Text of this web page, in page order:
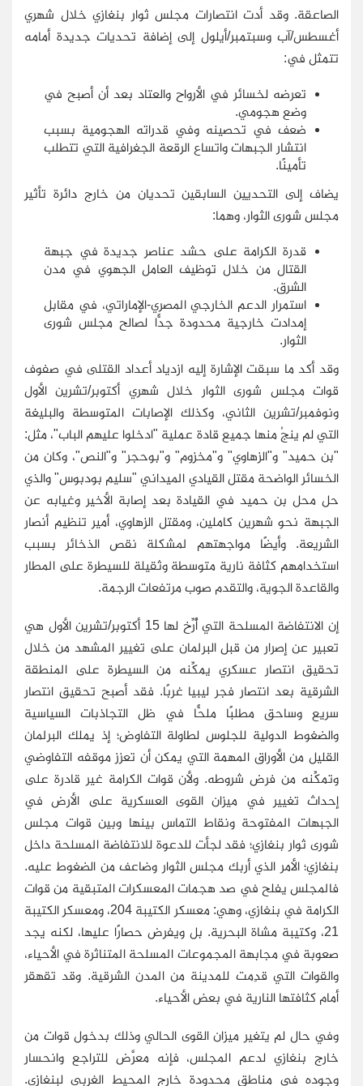
الصاعقة. وقد أدت انتصارات مجلس ثوار بنغازي خلال شهري
أغسطس/آب وسبتمبر/أيلول إلى إضافة تحديات جديدة أمامه
تتمثل في:
تعرضه لخسائر في الأرواح والعتاد بعد أن أصبح في
وضع هجومي.
ضعف في تحصينه وفي قدراته الهجومية بسبب
انتشار الجبهات واتساع الرقعة الجغرافية التي تتطلب
تأمينًا.
يضاف إلى التحديين السابقين تحديان من خارج دائرة تأثير
مجلس شورى الثوار، وهما:
قدرة الكرامة على حشد عناصر جديدة في جبهة
القتال من خلال توظيف العامل الجهوي في مدن
الشرق.
استمرار الدعم الخارجي المصري-الإماراتي، في مقابل
إمدادت خارجية محدودة جدًّا لصالح مجلس شورى
الثوار.
وقد أكد ما سبقت الإشارة إليه ازدياد أعداد القتلى في صفوف
قوات مجلس شورى الثوار خلال شهري أكتوبر/تشرين الأول
ونوفمبر/تشرين الثاني، وكذلك الإصابات المتوسطة والبليغة
التي لم ينجُ منها جميع قادة عملية "ادخلوا عليهم الباب"، مثل:
"بن حميد" و"الزهاوي" و"مخزوم" و"بوحجر" و"النص"، وكان من
الخسائر الواضحة مقتل القيادي الميداني "سليم بودبوس" والذي
حل محل بن حميد في القيادة بعد إصابة الأخير وغيابه عن
الجبهة نحو شهرين كاملين، ومقتل الزهاوي، أمير تنظيم أنصار
الشريعة. وأيضًا مواجهتهم لمشكلة نقص الذخائر بسبب
استخدامهم كثافة نارية متوسطة وثقيلة للسيطرة على المطار
والقاعدة الجوية، والتقدم صوب مرتفعات الرجمة.
إن الانتفاضة المسلحة التي أُرِّخ لها 15 أكتوبر/تشرين الأول هي
تعبير عن إصرار من قبل البرلمان على تغيير المشهد من خلال
تحقيق انتصار عسكري يمكِّنه من السيطرة على المنطقة
الشرقية بعد انتصار فجر ليبيا غربًا. فقد أصبح تحقيق انتصار
سريع وساحق مطلبًا ملحًّا في ظل التجاذبات السياسية
والضغوط الدولية للجلوس لطاولة التفاوض؛ إذ يملك البرلمان
القليل من الأوراق المهمة التي يمكن أن تعزز موقفه التفاوضي
وتمكِّنه من فرض شروطه. ولأن قوات الكرامة غير قادرة على
إحداث تغيير في ميزان القوى العسكرية على الأرض في
الجبهات المفتوحة ونقاط التماس بينها وبين قوات مجلس
شورى ثوار بنغازي؛ فقد لجأت للدعوة للانتفاضة المسلحة داخل
بنغازي؛ الأمر الذي أربك مجلس الثوار وضاعف من الضغوط عليه.
فالمجلس يفلح في صد هجمات المعسكرات المتبقية من قوات
الكرامة في بنغازي، وهي: معسكر الكتيبة 204، ومعسكر الكتيبة
21، وكتيبة مشاة البحرية. بل ويفرض حصارًا عليها، لكنه يجد
صعوبة في مجابهة المجموعات المسلحة المتناثرة في الأحياء،
والقوات التي قدِمت للمدينة من المدن الشرقية. وقد تقهقر
أمام كثافتها النارية في بعض الأحياء.
وفي حال لم يتغير ميزان القوى الحالي وذلك بدخول قوات من
خارج بنغازي لدعم المجلس، فإنه معرَّض للتراجع وانحسار
وجوده في مناطق محدودة خارج المحيط الغربي لبنغازي.